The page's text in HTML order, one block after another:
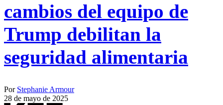
cambios del equipo de
Trump debilitan la
seguridad alimentaria
Por Stephanie Armour
28 de mayo de 2025